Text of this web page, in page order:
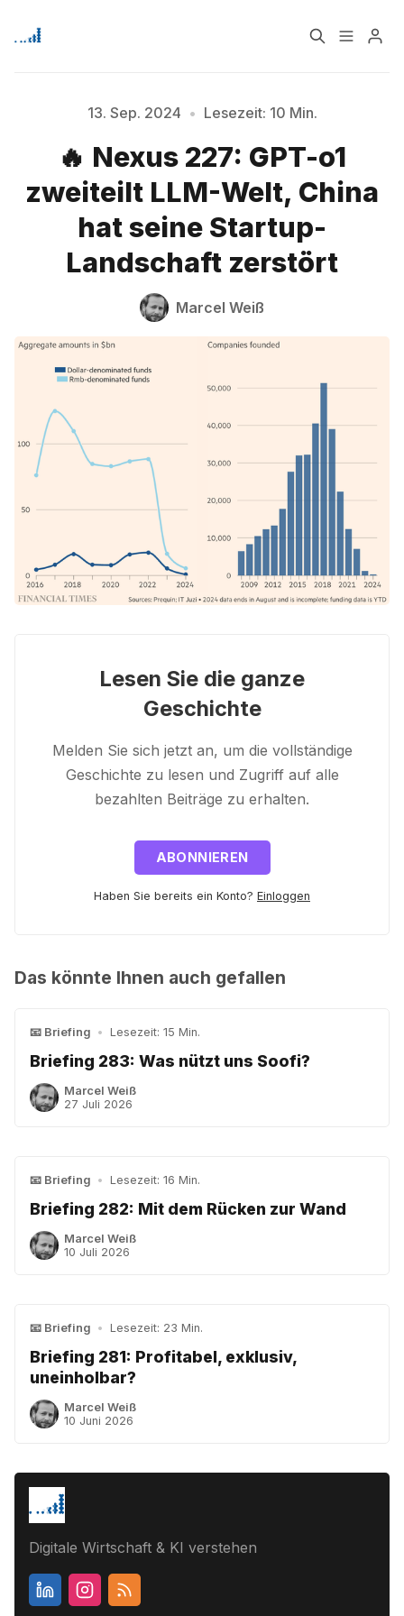
Signup
13. Sep. 2024 • Lesezeit: 10 Min.
🔥 Nexus 227: GPT-o1
zweiteilt LLM-Welt, China
hat seine Startup-
Landschaft zerstört
Marcel Weiß
Lesen Sie die ganze
Geschichte
Melden Sie sich jetzt an, um die vollständige
Geschichte zu lesen und Zugriff auf alle
bezahlten Beiträge zu erhalten.
ABONNIEREN
Haben Sie bereits ein Konto? Einloggen
Das könnte Ihnen auch gefallen
📧 Briefing • Lesezeit: 15 Min.
Briefing 283: Was nützt uns Soofi?
Marcel Weiß
27 Juli 2026
📧 Briefing • Lesezeit: 16 Min.
Briefing 282: Mit dem Rücken zur Wand
Marcel Weiß
10 Juli 2026
📧 Briefing • Lesezeit: 23 Min.
Briefing 281: Profitabel, exklusiv,
uneinholbar?
Marcel Weiß
10 Juni 2026
Digitale Wirtschaft & KI verstehen